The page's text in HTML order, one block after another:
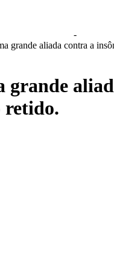
-
grande aliada contra a
grande
retido.